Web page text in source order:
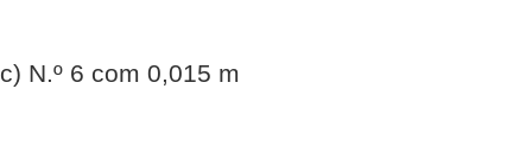
c) N.º 6 com 0,015 m